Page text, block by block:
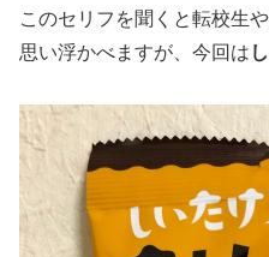
このセリフを聞くと転校生
思い浮かべますが、今回は